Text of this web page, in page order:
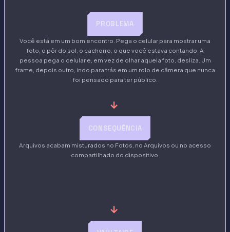
PROBLEMA
Você está em um bom encontro. Pega o celular para mostrar uma
foto, o pôr do sol, o cachorro, o que você estava contando. A
pessoa pega o celular e, em vez de olhar aquela foto, desliza. Um
frame, depois outro, indo para trás em um rolo de câmera que nunca
foi pensado para ter público.
→
CONSEQUÊNCIA
Arquivos acabam misturados no Fotos, no Arquivos ou no acesso
compartilhado do dispositivo.
→